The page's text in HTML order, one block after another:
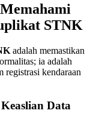
STNK
adalah memastikan
ia adalah
registrasi kendaraan
Data